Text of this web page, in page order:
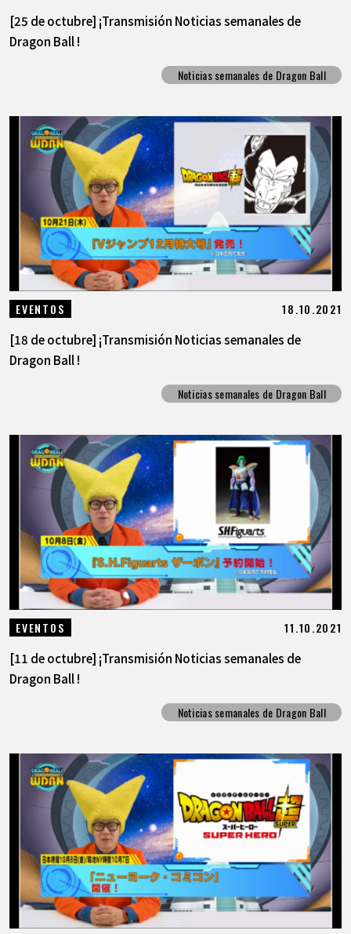
[25 de octubre] ¡Transmisión Noticias semanales de
Dragon Ball !
Noticias semanales de Dragon Ball
EVENTOS 18.10.2021
[18 de octubre] ¡Transmisión Noticias semanales de
Dragon Ball !
Noticias semanales de Dragon Ball
EVENTOS 11.10.2021
[11 de octubre] ¡Transmisión Noticias semanales de
Dragon Ball !
Noticias semanales de Dragon Ball